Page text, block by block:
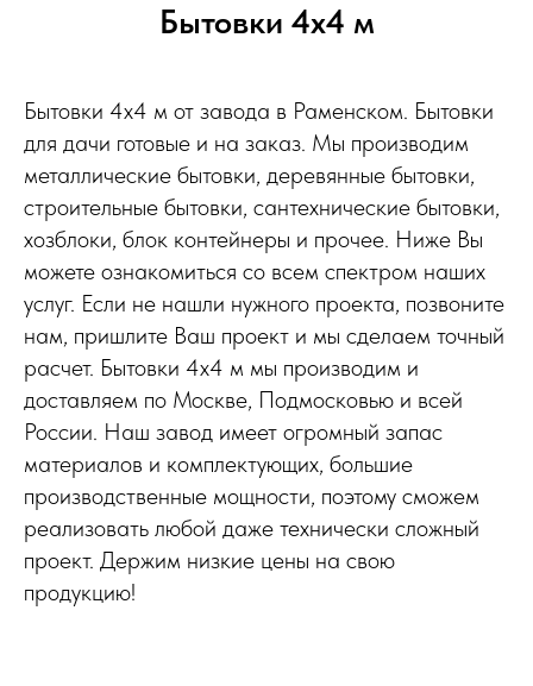
Бытовки 4х4 м
Бытовки 4х4 м от завода в Раменском. Бытовки
для дачи готовые и на заказ. Мы производим
металлические бытовки, деревянные бытовки,
строительные бытовки, сантехнические бытовки,
хозблоки, блок контейнеры и прочее. Ниже Вы
можете ознакомиться со всем спектром наших
услуг. Если не нашли нужного проекта, позвоните
нам, пришлите Ваш проект и мы сделаем точный
расчет. Бытовки 4х4 м мы производим и
доставляем по Москве, Подмосковью и всей
России. Наш завод имеет огромный запас
материалов и комплектующих, большие
производственные мощности, поэтому сможем
реализовать любой даже технически сложный
проект. Держим низкие цены на свою
продукцию!